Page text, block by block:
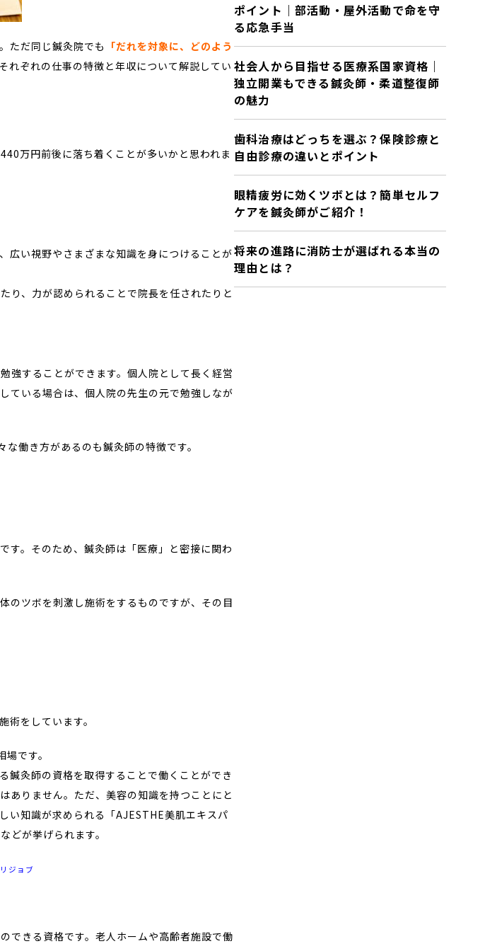
ただ同じ鍼灸院でも 「だれを対象に、どのよう
れぞれの仕事の特徴と年収について解説してい
万円前後に落ち着くことが多いかと思われま
広い視野やさまざまな知識を身につけることが
り、力が認められることで院長を任されたりと
強することができます。個人院として長く経営
ている場合は、個人院の先生の元で勉強しなが
働き方があるのも鍼灸師の特徴です。
す。そのため、鍼灸師は「医療」と密接に関わ
のツボを刺激し施術をするものですが、その目
をしています。
です。
鍼灸師の資格を取得することで働くことができ
ありません。ただ、美容の知識を持つことにと
い知識が求められる「AJESTHE美肌エキスパ
どが挙げられます。
ジョブ
できる資格です。老人ホームや高齢者施設で働
ポイント｜部活動・屋外活動で命を守
る応急手当
社会人から目指せる医療系国家資格｜
独立開業もできる鍼灸師・柔道整復師
の魅力
歯科治療はどっちを選ぶ？保険診療と
自由診療の違いとポイント
眼精疲労に効くツボとは？簡単セルフ
ケアを鍼灸師がご紹介！
将来の進路に消防士が選ばれる本当の
理由とは？